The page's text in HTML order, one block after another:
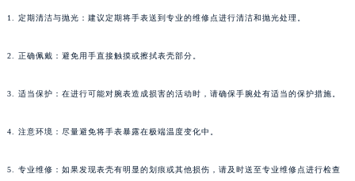
1. 定期清洁与抛光：建议定期将手表送到专业的维修点进行清洁和抛光处理。
2. 正确佩戴：避免用手直接触摸或擦拭表壳部分。
3. 适当保护：在进行可能对腕表造成损害的活动时，请确保手腕处有适当的保护措施。
4. 注意环境：尽量避免将手表暴露在极端温度变化中。
5. 专业维修：如果发现表壳有明显的划痕或其他损伤，请及时送至专业维修点进行检查